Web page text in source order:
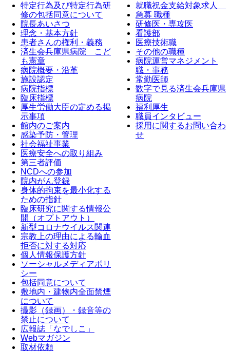
特定行為及び特定行為研
修の包括同意について
院長あいさつ
理念・基本方針
患者さんの権利・義務
済生会兵庫県病院 こど
も憲章
病院概要・沿革
施設認定
病院指標
臨床指標
厚生労働大臣の定める掲
示事項
館内のご案内
感染予防・管理
社会福祉事業
医療安全への取り組み
第三者評価
NCDへの参加
院内がん登録
身体的拘束を最小化する
ための指針
臨床研究に関する情報公
開（オプトアウト）
新型コロナウイルス関連
宗教上の理由による輸血
拒否に対する対応
個人情報保護方針
ソーシャルメディアポリ
シー
包括同意について
敷地内・建物内全面禁煙
について
撮影（録画）・録音等の
禁止について
広報誌「なでしこ」
Webマガジン
取材依頼
就職祝金支給対象求人
急募 職種
研修医・専攻医
看護部
医療技術職
その他の職種
病院運営マネジメント
職・事務
常勤医師
数字で見る済生会兵庫県
病院
福利厚生
職員インタビュー
採用に関するお問い合わ
せ